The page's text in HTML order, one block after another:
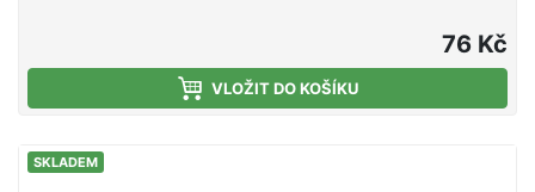
svobodu pohybu a je vhodný pro všechny moderní
montáže. vel. 4 10ks
76 Kč
VLOŽIT DO KOŠÍKU
SKLADEM